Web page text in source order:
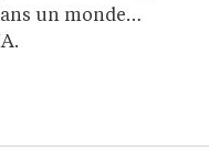
un monde